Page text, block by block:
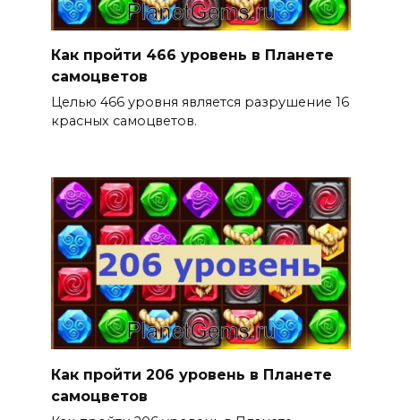
Как пройти 466 уровень в Планете
самоцветов
Целью 466 уровня является разрушение 16
красных самоцветов.
Как пройти 206 уровень в Планете
самоцветов